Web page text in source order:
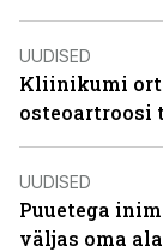
UUDISED
Kliinikumi
osteoartroosi
UUDISED
Puuetega
väljas oma